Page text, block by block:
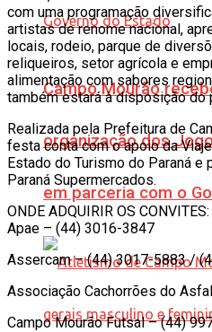
Campo Mourão
organização dos
em parceria com o
com uma programação
artistas de renome nacional,
locais, rodeio, parque de
reliqueiros, setor agrícola e
alimentação com sabores
também estará à disposição do
Realizada pela Prefeitura de
festa conta com o apoio da
Estado do Turismo do Paraná e
Paraná Supermercados.
ONDE ADQUIRIR OS CONVITES:
Apae – (44) 3016-3847
Assercam – (44) 3017-5883 /
Associação Cachorrões do
Campo Mourão Futsal – (44)